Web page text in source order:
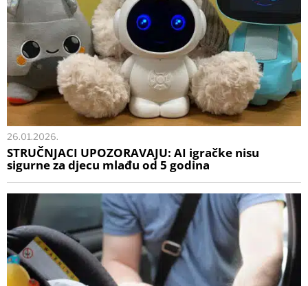
26.01.2026.
STRUČNJACI UPOZORAVAJU: AI igračke nisu
sigurne za djecu mlađu od 5 godina